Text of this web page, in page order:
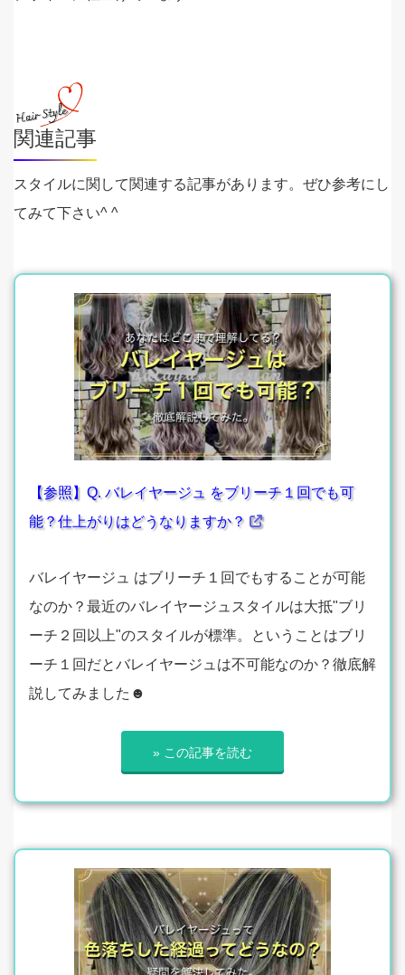
関連記事
スタイルに関して関連する記事があります。ぜひ参考にし
てみて下さい^ ^
【参照】Q. バレイヤージュ をブリーチ１回でも可
能？仕上がりはどうなりますか？
バレイヤージュ はブリーチ１回でもすることが可能
なのか？最近のバレイヤージュスタイルは大抵"ブリ
ーチ２回以上"のスタイルが標準。ということはブリ
ーチ１回だとバレイヤージュは不可能なのか？徹底解
説してみました☻
» この記事を読む